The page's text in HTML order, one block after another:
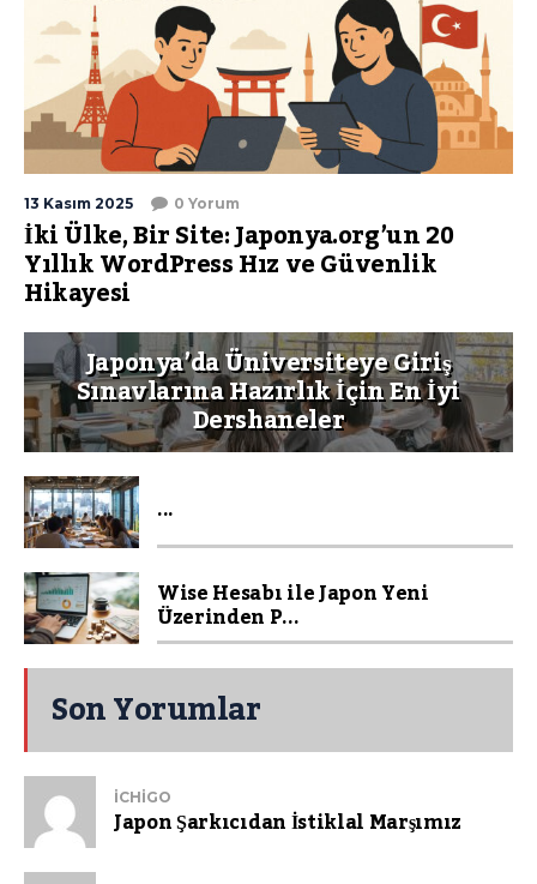
13 Kasım 2025 0 Yorum
İki Ülke, Bir Site: Japonya.org’un 20
Yıllık WordPress Hız ve Güvenlik
Hikayesi
Japonya’da Üniversiteye Giriş
Sınavlarına Hazırlık İçin En İyi
Dershaneler
...
Wise Hesabı ile Japon Yeni
Üzerinden P...
Son Yorumlar
ICHIGO
Japon Şarkıcıdan İstiklal Marşımız